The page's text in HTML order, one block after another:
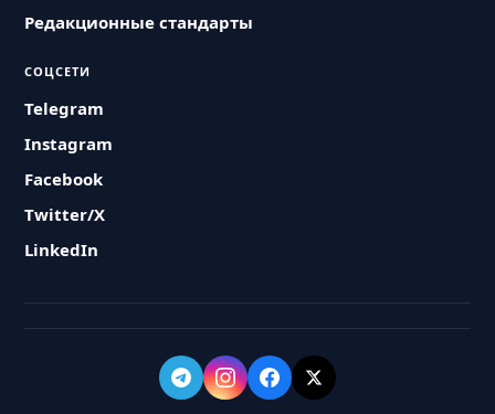
Редакционные стандарты
СОЦСЕТИ
Telegram
Instagram
Facebook
Twitter/X
LinkedIn